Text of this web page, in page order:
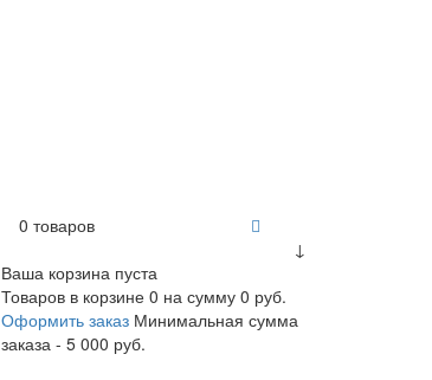
0 товаров
↓
Ваша корзина пуста
Товаров в корзине 0 на сумму 0 руб.
Оформить заказ Минимальная сумма
заказа - 5 000 руб.